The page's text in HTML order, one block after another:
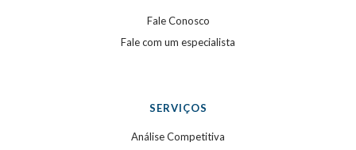
Fale Conosco
Fale com um especialista
SERVIÇOS
Análise Competitiva